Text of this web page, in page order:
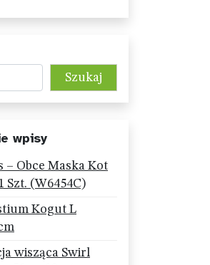
Szukaj
wpisy
– Obce Maska Kot
Szt. (W6454C)
Kogut L
wisząca Swirl